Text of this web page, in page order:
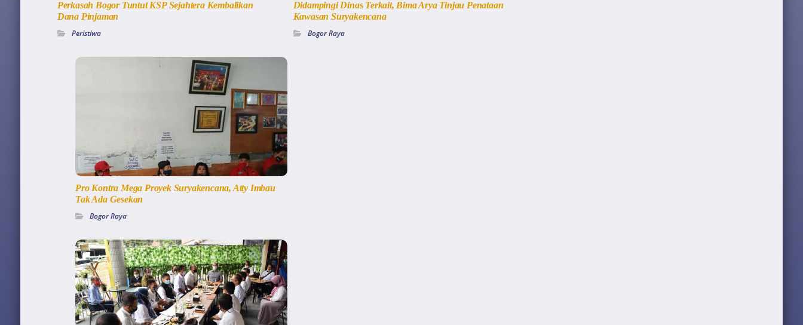
Perkasah Bogor Tuntut KSP Sejahtera Kembalikan
Dana Pinjaman
Peristiwa
Didampingi Dinas Terkait, Bima Arya Tinjau Penataan
Kawasan Suryakencana
Bogor Raya
Pro Kontra Mega Proyek Suryakencana, Atty Imbau
Tak Ada Gesekan
Bogor Raya